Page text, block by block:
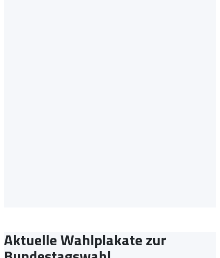
Aktuelle Wahlplakate zur